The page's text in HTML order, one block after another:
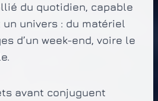
du quotidien, capable
un univers : du matériel
d’un week-end, voire le
avant conjuguent